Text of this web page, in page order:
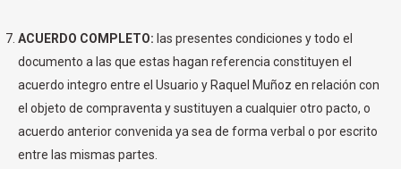
ACUERDO COMPLETO: las presentes condiciones y todo el
documento a las que estas hagan referencia constituyen el
acuerdo integro entre el Usuario y Raquel Muñoz en relación con
el objeto de compraventa y sustituyen a cualquier otro pacto, o
acuerdo anterior convenida ya sea de forma verbal o por escrito
entre las mismas partes.